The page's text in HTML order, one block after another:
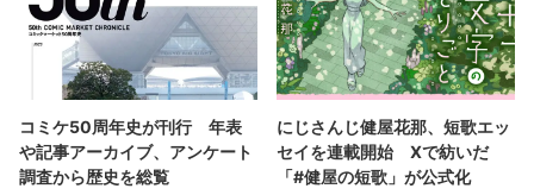
コミケ50周年史が刊行 年表
や記事アーカイブ、アンケート
調査から歴史を総覧
にじさんじ健屋花那、短歌エッ
セイを連載開始 Xで紡いだ
「#健屋の短歌」が公式化